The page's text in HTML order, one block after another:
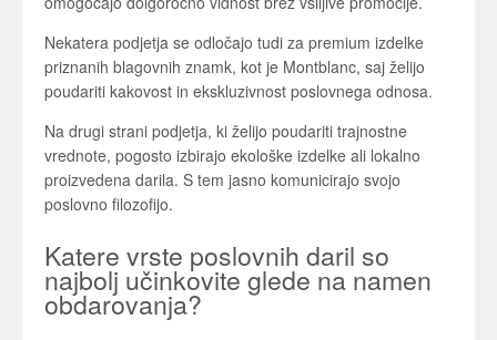
Nekatera podjetja se odločajo tudi za premium izdelke
priznanih blagovnih znamk, kot je Montblanc, saj želijo
poudariti kakovost in ekskluzivnost poslovnega odnosa.
Na drugi strani podjetja, ki želijo poudariti trajnostne
vrednote, pogosto izbirajo ekološke izdelke ali lokalno
proizvedena darila. S tem jasno komunicirajo svojo
poslovno filozofijo.
Katere vrste poslovnih daril so
najbolj učinkovite glede na namen
obdarovanja?